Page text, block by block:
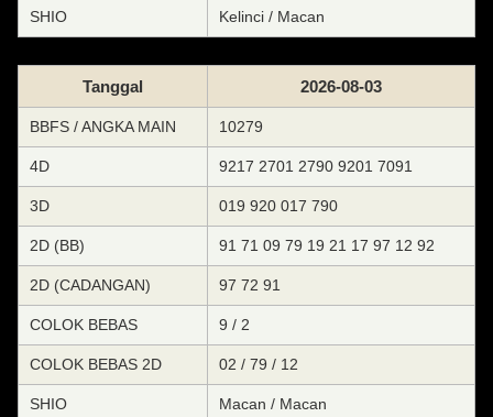
SHIO Kelinci / Macan
Tanggal 2026-08-03
BBFS / ANGKA MAIN 10279
4D 9217 2701 2790 9201 7091
3D 019 920 017 790
2D (BB) 91 71 09 79 19 21 17 97 12 92
2D (CADANGAN) 97 72 91
COLOK BEBAS 9 / 2
COLOK BEBAS 2D 02 / 79 / 12
SHIO Macan / Macan